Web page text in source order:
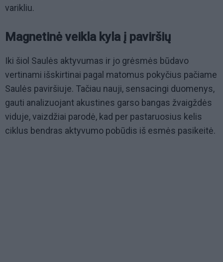
varikliu.
Magnetinė veikla kyla į paviršių
Iki šiol Saulės aktyvumas ir jo grėsmės būdavo
vertinami išskirtinai pagal matomus pokyčius pačiame
Saulės paviršiuje. Tačiau nauji, sensacingi duomenys,
gauti analizuojant akustines garso bangas žvaigždės
viduje, vaizdžiai parodė, kad per pastaruosius kelis
ciklus bendras aktyvumo pobūdis iš esmės pasikeitė.